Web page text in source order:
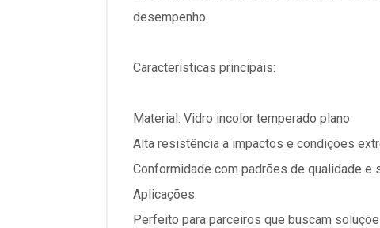
desempenho.
Características principais:
Material: Vidro incolor temperado plano
Alta resistência a impactos e condições
Conformidade com padrões de qualidade e
Aplicações:
Perfeito para parceiros que buscam